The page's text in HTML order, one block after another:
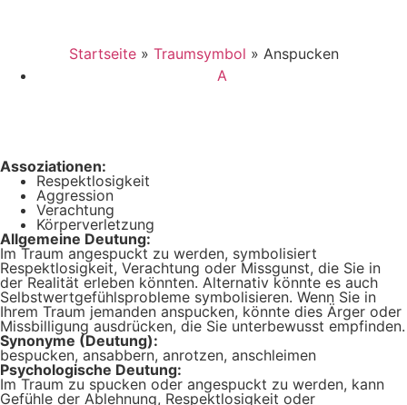
Startseite» Traumsymbol » Anspucken
A
Assoziationen:
Respektlosigkeit
Aggression
Verachtung
Körperverletzung
Allgemeine Deutung:
Im Traum angespuckt zu werden, symbolisiert
Respektlosigkeit, Verachtung oder Missgunst, die Sie in
der Realität erleben könnten. Alternativ könnte es auch
Selbstwertgefühlsprobleme symbolisieren. Wenn Sie in
Ihrem Traum jemanden anspucken, könnte dies Ärger oder
Missbilligung ausdrücken, die Sie unterbewusst empfinden.
Synonyme (Deutung):
bespucken, ansabbern, anrotzen, anschleimen
Psychologische Deutung:
Im Traum zu spucken oder angespuckt zu werden, kann
Gefühle der Ablehnung, Respektlosigkeit oder